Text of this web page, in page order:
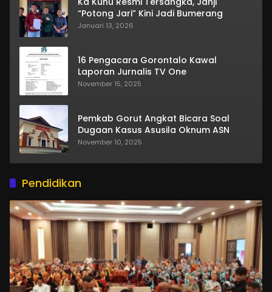
“Potong Jari” Kini Jadi Bumerang
Januari 13, 2026
16 Pengacara Gorontalo Kawal
Laporan Jurnalis TV One
November 15, 2025
Pemkab Gorut Angkat Bicara Soal
Dugaan Kasus Asusila Oknum ASN
November 10, 2025
Pendidikan